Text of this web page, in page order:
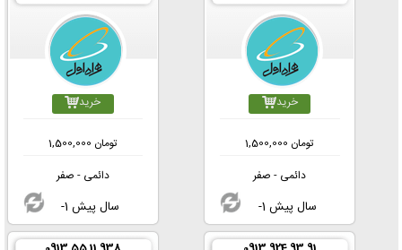
خرید
1,500,000 تومان
دائمی - صفر
-1 سال پیش
خرید
1,500,000 تومان
دائمی - صفر
-1 سال پیش